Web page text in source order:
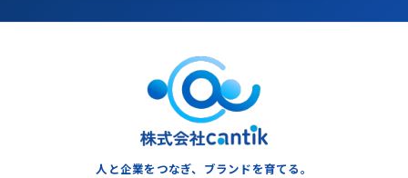
人と企業をつなぎ、ブランドを育てる。